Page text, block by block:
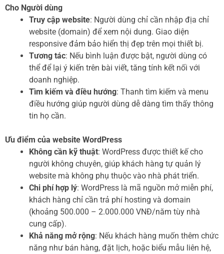
Cho Người dùng
Truy cập website: Người dùng chỉ cần nhập địa chỉ
website (domain) để xem nội dung. Giao diện
responsive đảm bảo hiển thị đẹp trên mọi thiết bị.
Tương tác: Nếu bình luận được bật, người dùng có
thể để lại ý kiến trên bài viết, tăng tính kết nối với
doanh nghiệp.
Tìm kiếm và điều hướng: Thanh tìm kiếm và menu
điều hướng giúp người dùng dễ dàng tìm thấy thông
tin họ cần.
Ưu điểm của website WordPress
Không cần kỹ thuật: WordPress được thiết kế cho
người không chuyên, giúp khách hàng tự quản lý
website mà không phụ thuộc vào nhà phát triển.
Chi phí hợp lý: WordPress là mã nguồn mở miễn phí,
khách hàng chỉ cần trả phí hosting và domain
(khoảng 500.000 – 2.000.000 VNĐ/năm tùy nhà
cung cấp).
Khả năng mở rộng: Nếu khách hàng muốn thêm chức
năng như bán hàng, đặt lịch, hoặc biểu mẫu liên hệ,